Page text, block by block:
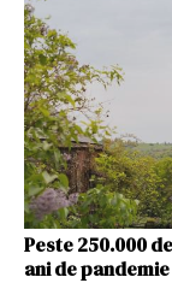
Peste 250.000
ani de pandemie